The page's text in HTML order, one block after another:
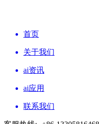
首页
关于我们
ai资讯
ai应用
联系我们